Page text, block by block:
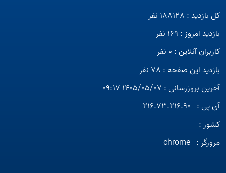
کل بازدید : 188128 نفر
بازدید امروز : 169 نفر
کاربران آنلاین : 0 نفر
بازدید این صفحه : 78 نفر
آخرین بروزرسانی : 1405/05/07 09:17
آی پی : 216.73.216.90
کشور :
مرورگر : chrome